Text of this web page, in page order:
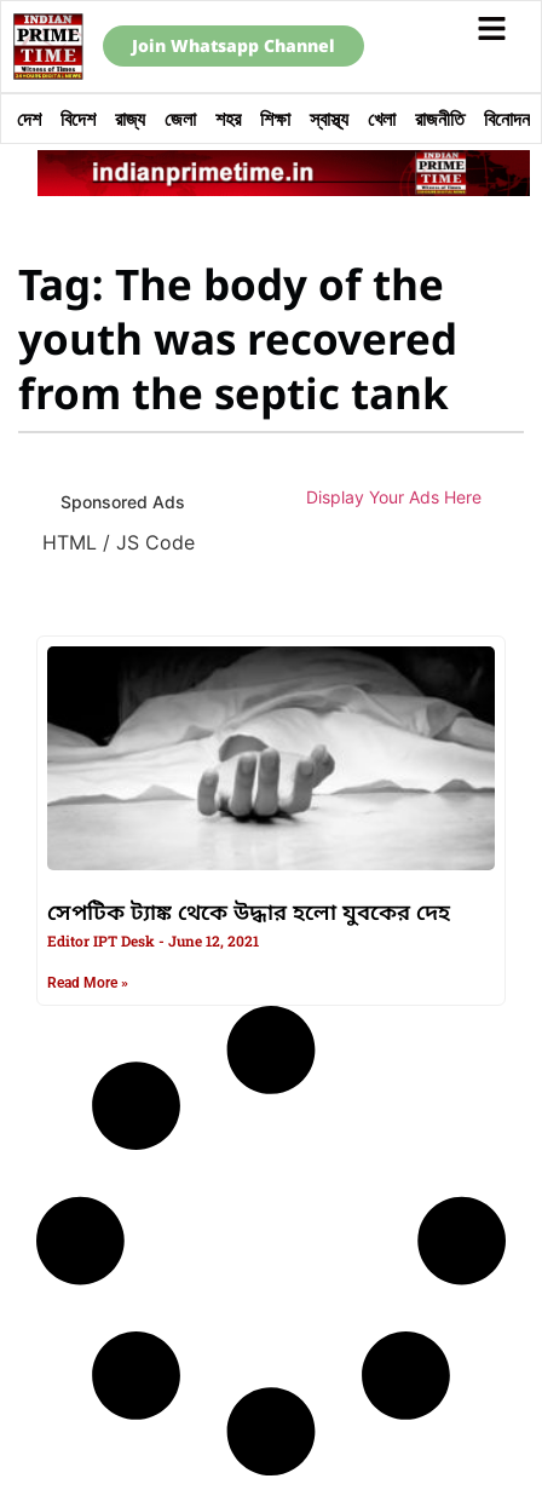
Join Whatsapp Channel
দেশ বিদেশ রাজ্য জেলা শহর শিক্ষা স্বাস্থ্য খেলা রাজনীতি বিনোদন
Tag: The body of the
youth was recovered
from the septic tank
Sponsored Ads Display Your Ads Here
HTML / JS Code
সেপটিক ট্যাঙ্ক থেকে উদ্ধার হলো যুবকের দেহ
Editor IPT Desk June 12, 2021
Read More »